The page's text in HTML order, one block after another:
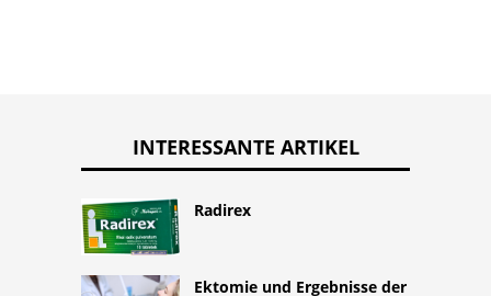
INTERESSANTE ARTIKEL
Radirex
Ektomie und Ergebnisse der